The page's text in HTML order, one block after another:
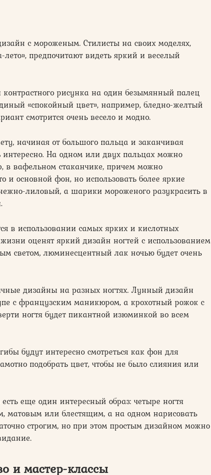
с мороженым. Стилисты на своих моделях,
предпочитают видеть яркий и веселый
контрастного рисунка на один безымянный палец
«спокойный цвет», например, бледно-желтый
смотрится очень весело и модно.
начиная от большого пальца и заканчивая
На одном или двух пальцах можно
в вафельном стаканчике, причем можно
и основной фон, но использовать более яркие
лиловый, а шарики мороженого разукрасить в
в использовании самых ярких и кислотных
оценят яркий дизайн ногтей с использованием
светом, люминесцентный лак ночью будет очень
дизайны на разных ногтях. Лунный дизайн
с французским маникюром, а крохотный рожок с
ногтя будет пикантной изюминкой во всем
будут интересно смотреться как фон для
подобрать цвет, чтобы не было слияния или
еще один интересный образ: четыре ногтя
матовым или блестящим, а на одном нарисовать
строгим, но при этом простым дизайном можно
и мастер-классы